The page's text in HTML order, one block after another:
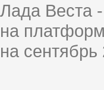
Лада Веста
на
на